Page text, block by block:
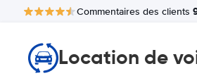
Commentaires des clients
Location de